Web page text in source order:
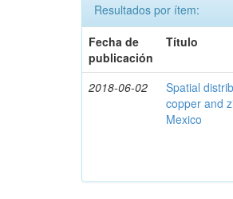
Resultados por ítem:
Fecha de
publicación
Título
2018-06-02
Spatial
copper and
Mexico